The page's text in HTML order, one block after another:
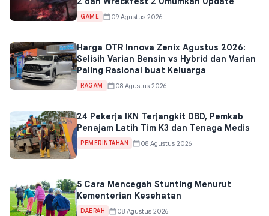
GAME 09 Agustus 2026
Harga OTR Innova Zenix Agustus 2026:
Selisih Varian Bensin vs Hybrid dan Varian
Paling Rasional buat Keluarga
RAGAM 08 Agustus 2026
24 Pekerja IKN Terjangkit DBD, Pemkab
Penajam Latih Tim K3 dan Tenaga Medis
PEMERINTAHAN 08 Agustus 2026
5 Cara Mencegah Stunting Menurut
Kementerian Kesehatan
DAERAH 08 Agustus 2026